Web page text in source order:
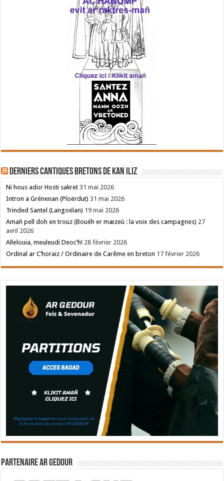
Derniers cantiques bretons de Kan Iliz
Ni hous ador Hosti sakret 31 mai 2026
Intron a Grénenan (Ploërdut) 31 mai 2026
Trinded Santel (Langoëlan) 19 mai 2026
Amañ pell doh en trouz (Bouéh er mæzeù : la voix des campagnes) 27
avril 2026
Allelouia, meuleudi Deoc’h! 28 février 2026
Ordinal ar C’horaiz / Ordinaire de Carême en breton 17 février 2026
Partenaire Ar Gedour